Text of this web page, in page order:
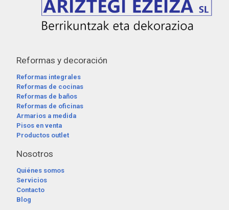
Reformas y decoración
Reformas integrales
Reformas de cocinas
Reformas de baños
Reformas de oficinas
Armarios a medida
Pisos en venta
Productos outlet
Nosotros
Quiénes somos
Servicios
Contacto
Blog